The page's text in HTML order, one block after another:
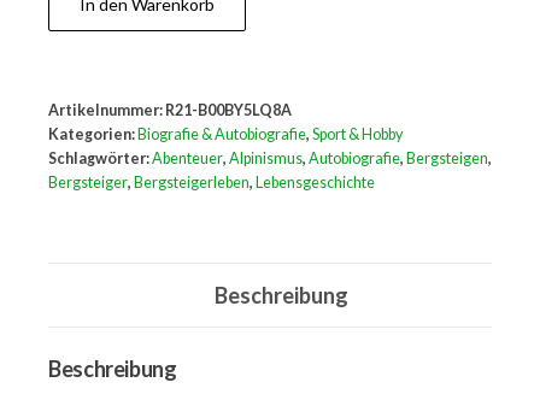
:
Menge
In den Warenkorb
Artikelnummer: R21-B00BY5LQ8A
Kategorien: Biografie & Autobiografie, Sport & Hobby
Schlagwörter:Abenteuer, Alpinismus, Autobiografie, Bergsteigen,
Bergsteiger, Bergsteigerleben, Lebensgeschichte
Beschreibung
Beschreibung